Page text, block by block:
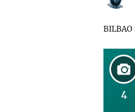
BILBAO
4